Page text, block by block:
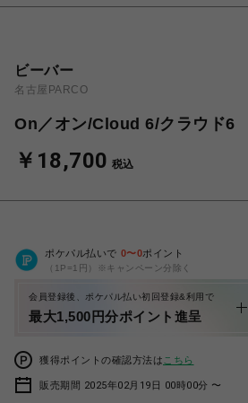
ビーバー
名古屋PARCO
On／オン/Cloud 6/クラウド6
￥18,700 税込
ポケパル払いで 0〜0ポイント
（1P=1円）※キャンペーン分除く
会員登録後、ポケパル払い初回登録&利用で
最大1,500円分ポイント進呈
獲得ポイントの確認方法は こちら
販売期間 2025年02月19日 00時00分 〜